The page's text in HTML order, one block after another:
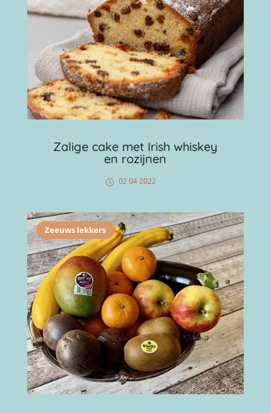
Zalige cake met Irish whiskey
en rozijnen
02 04 2022
Zeeuws lekkers